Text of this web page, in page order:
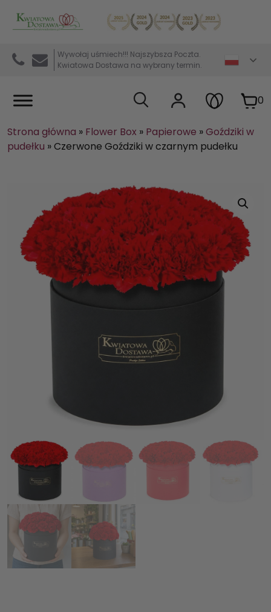
Kwiaciarnia internetowa Kwiatowa Dostawa
Wywołaj uśmiech!!! Najszybsza Poczta.
Kwiatowa Dostawa na wybrany termin.
0
Strona główna » Flower Box » Papierowe »Goździki w
pudełku »Czerwone Goździki w czarnym pudełku